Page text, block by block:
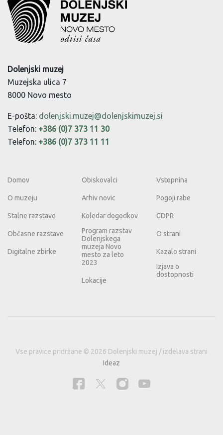
Dolenjski muzej
Muzejska ulica 7
8000 Novo mesto
E-pošta: dolenjski.muzej@dolenjskimuzej.si
Telefon: +386 (0)7 373 11 30
Telefon: +386 (0)7 373 11 11
Domov
O muzeju
Stalne razstave
Občasne razstave
Digitalne zbirke
Obiskovalci
Arhiv novic
Koledar dogodkov
Program razstav
Dolenjskega
muzeja Novo
mesto za leto
2023
Lokacije
Vstopnina
Pogoji rabe
GDPR
O strani
Kazalo strani
Izjava o
dostopnosti
Vse pravice pridržane © 2026 Dolenjski muzej / izdelava strani
Ideaz